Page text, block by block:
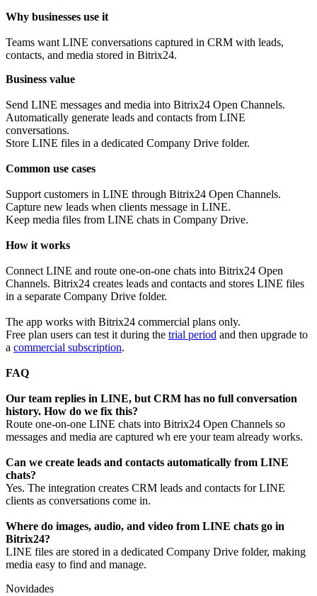
Why businesses use it
Teams want LINE conversations captured in CRM with leads,
contacts, and media stored in Bitrix24.
Business value
Send LINE messages and media into Bitrix24 Open Channels.
Automatically generate leads and contacts from LINE
conversations.
Store LINE files in a dedicated Company Drive folder.
Common use cases
Support customers in LINE through Bitrix24 Open Channels.
Capture new leads when clients message in LINE.
Keep media files from LINE chats in Company Drive.
How it works
Connect LINE and route one-on-one chats into Bitrix24 Open
Channels. Bitrix24 creates leads and contacts and stores LINE files
in a separate Company Drive folder.
The app works with Bitrix24 commercial plans only.
Free plan users can test it during the trial period and then upgrade to
a commercial subscription.
FAQ
Our team replies in LINE, but CRM has no full conversation
history. How do we fix this?
Route one-on-one LINE chats into Bitrix24 Open Channels so
messages and media are captured wh ere your team already works.
Can we create leads and contacts automatically from LINE
chats?
Yes. The integration creates CRM leads and contacts for LINE
clients as conversations come in.
Where do images, audio, and video from LINE chats go in
Bitrix24?
LINE files are stored in a dedicated Company Drive folder, making
media easy to find and manage.
Novidades